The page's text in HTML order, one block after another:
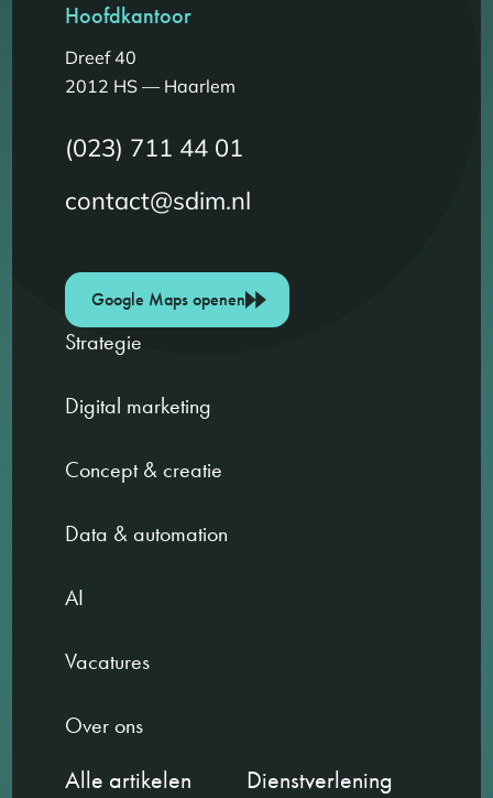
Hoofdkantoor
Dreef 40
2012 HS — Haarlem
(023) 711 44 01
contact@sdim.nl
Google Maps openen
Strategie
Digital marketing
Concept & creatie
Data & automation
AI
Vacatures
Over ons
Alle artikelen
Dienstverlening